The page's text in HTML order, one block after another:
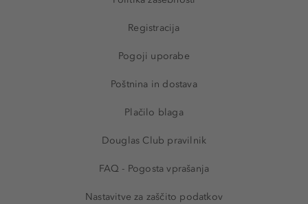
Registracija
Pogoji uporabe
Poštnina in dostava
Plačilo blaga
Douglas Club pravilnik
FAQ - Pogosta vprašanja
Nastavitve za zaščito podatkov